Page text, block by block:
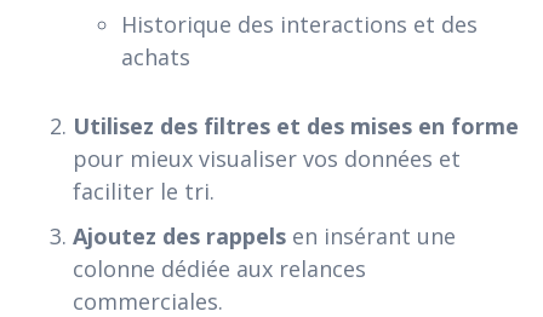
Historique des interactions et des
achats
Utilisez des filtres et des mises en forme
pour mieux visualiser vos données et
faciliter le tri.
Ajoutez des rappels en insérant une
colonne dédiée aux relances
commerciales.